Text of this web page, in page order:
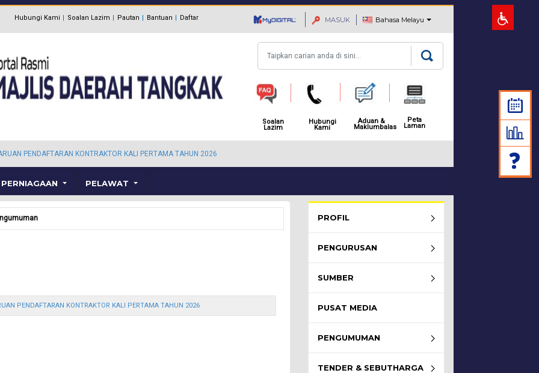
Hubungi Kami Soalan Lazim Pautan Bantuan Daftar MASUK Bahasa Melayu
Carian
Soalan
Lazim
Hubungi
Kami
Aduan &
Maklumbalas
Peta
Laman
PENDAFTARAN KONTRAKTOR KALI PERTAMA TAHUN 2026 MAKLUMAN: NOTIS
PERNIAGAAN PELAWAT
PENDAFTARAN KONTRAKTOR KALI PERTAMA TAHUN 2026
PROFIL
PENGURUSAN
SUMBER
PUSAT MEDIA
PENGUMUMAN
TENDER & SEBUTHARGA